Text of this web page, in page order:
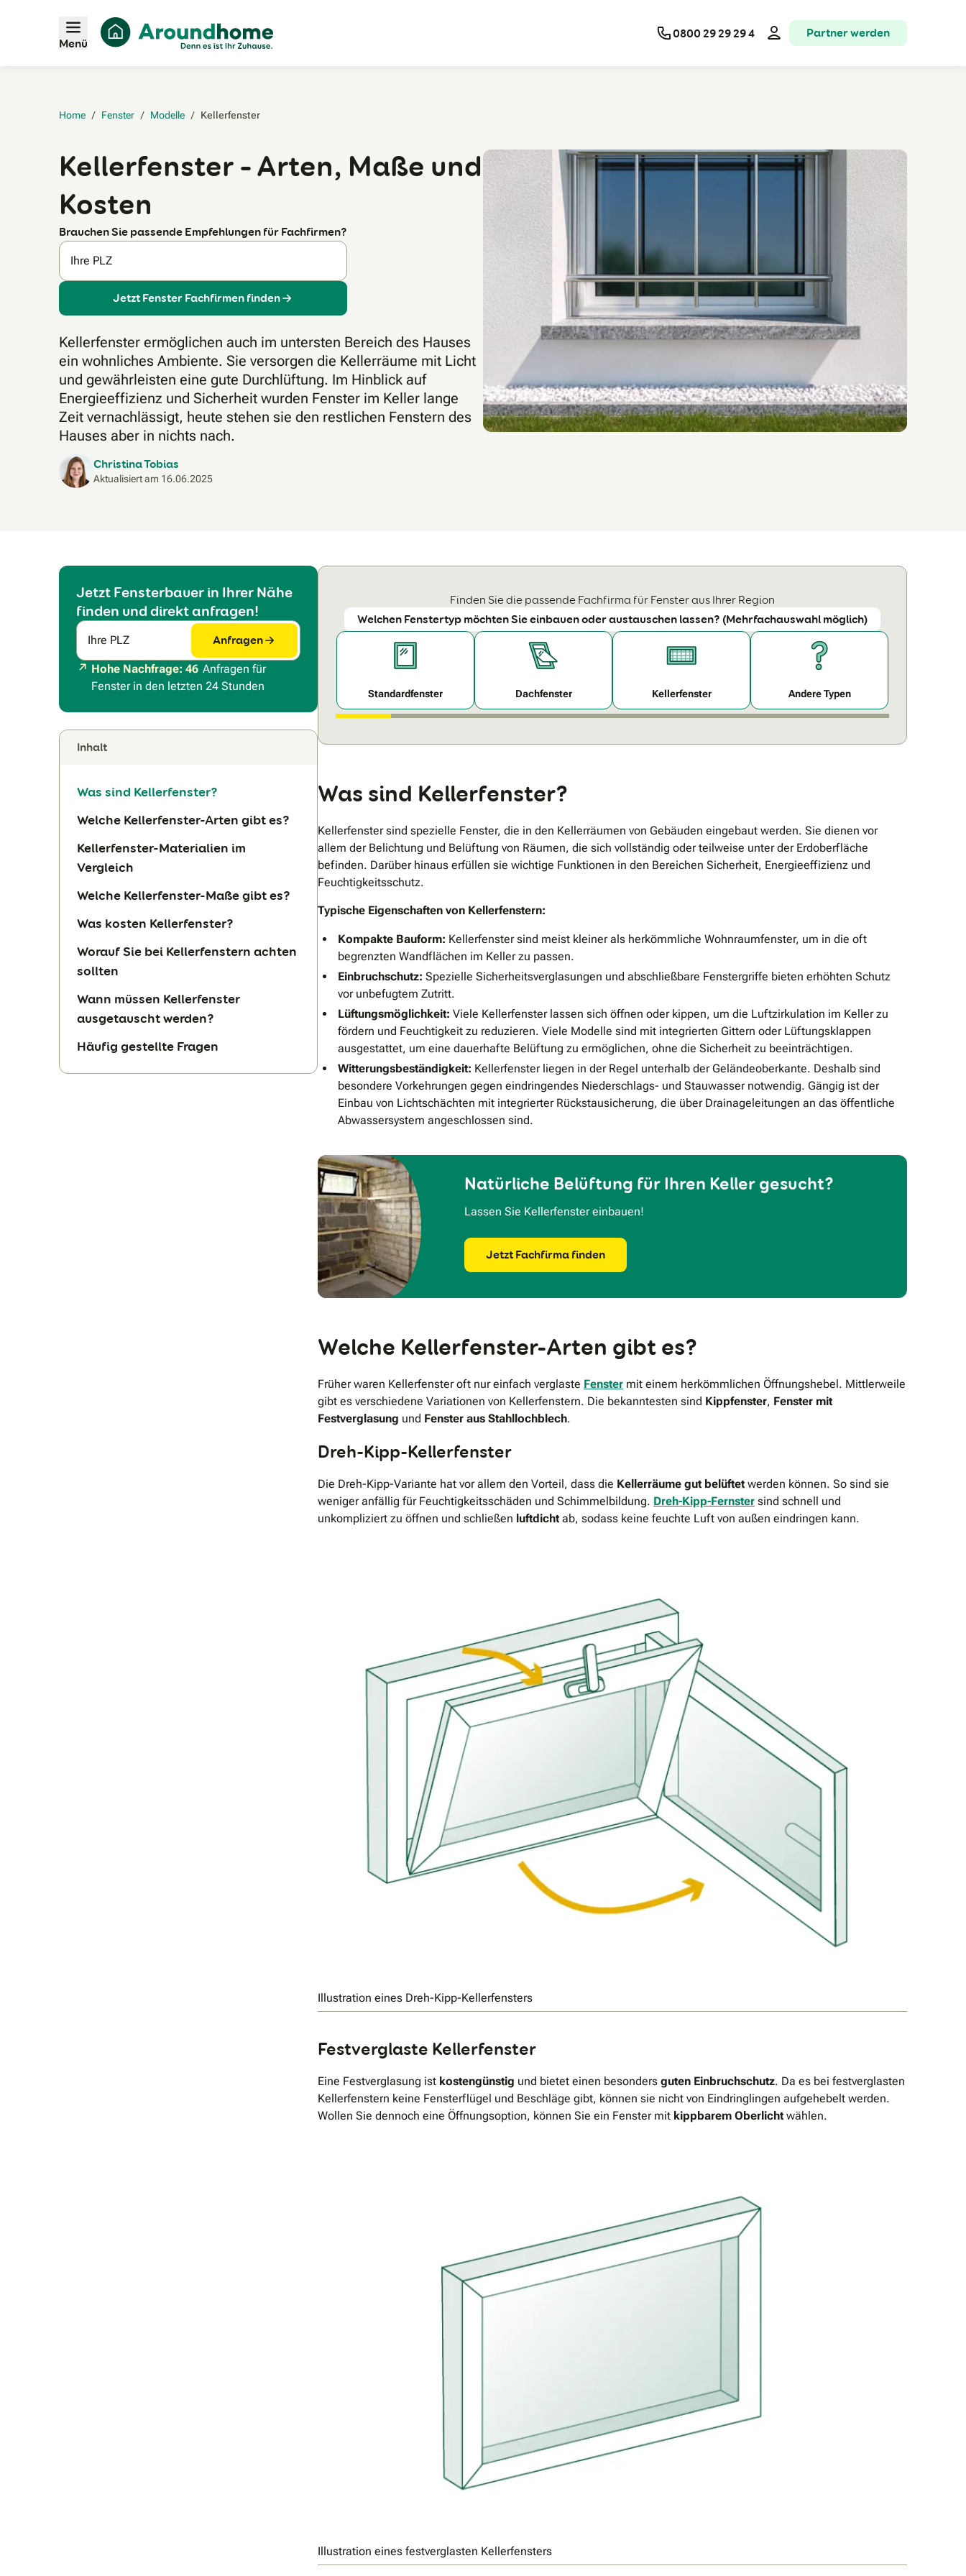
Menü
0800 29 29 29 4 Partner werden
Home / Fenster / Modelle / Kellerfenster‎
Kellerfenster – Arten, Maße und
Kosten
Brauchen Sie passende Empfehlungen für Fachfirmen?
Ihre PLZ
Jetzt Fenster Fachfirmen finden
Kellerfenster ermöglichen auch im untersten Bereich des Hauses
ein wohnliches Ambiente. Sie versorgen die Kellerräume mit Licht
und gewährleisten eine gute Durchlüftung. Im Hinblick auf
Energieeffizienz und Sicherheit wurden Fenster im Keller lange
Zeit vernachlässigt, heute stehen sie den restlichen Fenstern des
Hauses aber in nichts nach.
Christina Tobias
Aktualisiert am 16.06.2025
Jetzt Fensterbauer in Ihrer Nähe
finden und direkt anfragen!
Ihre PLZ Anfragen
Hohe Nachfrage: 46 Anfragen für
Fenster in den letzten 24 Stunden
Inhalt
Was sind Kellerfenster?
Welche Kellerfenster-Arten gibt es?
Kellerfenster-Materialien im
Vergleich
Welche Kellerfenster-Maße gibt es?
Was kosten Kellerfenster?
Worauf Sie bei Kellerfenstern achten
sollten
Wann müssen Kellerfenster
ausgetauscht werden?
Häufig gestellte Fragen
Finden Sie die passende Fachfirma für Fenster aus Ihrer Region
Welchen Fenstertyp möchten Sie einbauen oder austauschen lassen? (Mehrfachauswahl möglich)
Standardfenster Dachfenster Kellerfenster Andere Typen
Was sind Kellerfenster?
Kellerfenster sind spezielle Fenster, die in den Kellerräumen von Gebäuden eingebaut werden. Sie dienen vor
allem der Belichtung und Belüftung von Räumen, die sich vollständig oder teilweise unter der Erdoberfläche
befinden. Darüber hinaus erfüllen sie wichtige Funktionen in den Bereichen Sicherheit, Energieeffizienz und
Feuchtigkeitsschutz.
Typische Eigenschaften von Kellerfenstern:
Kompakte Bauform: Kellerfenster sind meist kleiner als herkömmliche Wohnraumfenster, um in die oft
begrenzten Wandflächen im Keller zu passen.
Einbruchschutz: Spezielle Sicherheitsverglasungen und abschließbare Fenstergriffe bieten erhöhten Schutz
vor unbefugtem Zutritt.
Lüftungsmöglichkeit: Viele Kellerfenster lassen sich öffnen oder kippen, um die Luftzirkulation im Keller zu
fördern und Feuchtigkeit zu reduzieren. Viele Modelle sind mit integrierten Gittern oder Lüftungsklappen
ausgestattet, um eine dauerhafte Belüftung zu ermöglichen, ohne die Sicherheit zu beeinträchtigen.
Witterungsbeständigkeit: Kellerfenster liegen in der Regel unterhalb der Geländeoberkante. Deshalb sind
besondere Vorkehrungen gegen eindringendes Niederschlags- und Stauwasser notwendig. Gängig ist der
Einbau von Lichtschächten mit integrierter Rückstausicherung, die über Drainageleitungen an das öffentliche
Abwassersystem angeschlossen sind.
Natürliche Belüftung für Ihren Keller gesucht?
Lassen Sie Kellerfenster einbauen!
Jetzt Fachfirma finden
Welche Kellerfenster-Arten gibt es?
Früher waren Kellerfenster oft nur einfach verglaste Fenster mit einem herkömmlichen Öffnungshebel. Mittlerweile
gibt es verschiedene Variationen von Kellerfenstern. Die bekanntesten sind Kippfenster, Fenster mit
Festverglasung und Fenster aus Stahllochblech.
Dreh-Kipp-Kellerfenster
Die Dreh-Kipp-Variante hat vor allem den Vorteil, dass die Kellerräume gut belüftet werden können. So sind sie
weniger anfällig für Feuchtigkeitsschäden und Schimmelbildung. Dreh-Kipp-Fernster sind schnell und
unkompliziert zu öffnen und schließen luftdicht ab, sodass keine feuchte Luft von außen eindringen kann.
Illustration eines Dreh-Kipp-Kellerfensters
Festverglaste Kellerfenster
Eine Festverglasung ist kostengünstig und bietet einen besonders guten Einbruchschutz. Da es bei festverglasten
Kellerfenstern keine Fensterflügel und Beschläge gibt, können sie nicht von Eindringlingen aufgehebelt werden.
Wollen Sie dennoch eine Öffnungsoption, können Sie ein Fenster mit kippbarem Oberlicht wählen.
Illustration eines festverglasten Kellerfensters